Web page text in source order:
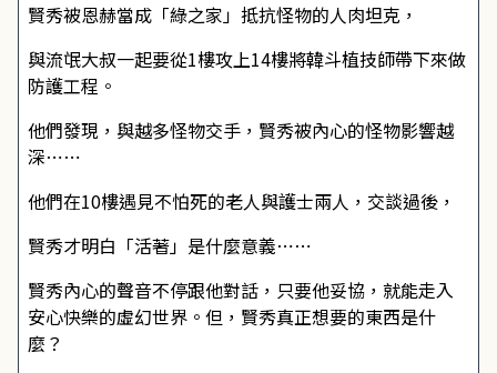
賢秀被恩赫當成「綠之家」抵抗怪物的人肉坦克，
與流氓大叔一起要從1樓攻上14樓將韓斗植技師帶下來做
防護工程。
他們發現，與越多怪物交手，賢秀被內心的怪物影響越
深⋯⋯
他們在10樓遇見不怕死的老人與護士兩人，交談過後，
賢秀才明白「活著」是什麼意義⋯⋯
賢秀內心的聲音不停跟他對話，只要他妥協，就能走入
安心快樂的虛幻世界。但，賢秀真正想要的東西是什
麼？